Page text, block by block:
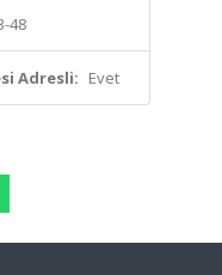
48
Adresli: Evet